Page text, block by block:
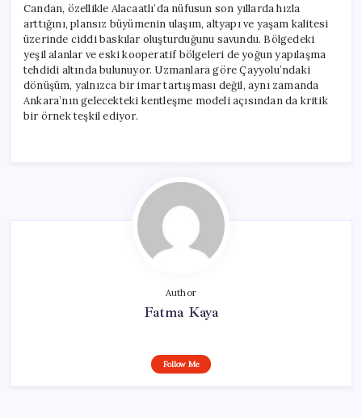
Candan, özellikle Alacaatlı’da nüfusun son yıllarda hızla
arttığını, plansız büyümenin ulaşım, altyapı ve yaşam kalitesi
üzerinde ciddi baskılar oluşturduğunu savundu. Bölgedeki
yeşil alanlar ve eski kooperatif bölgeleri de yoğun yapılaşma
tehdidi altında bulunuyor. Uzmanlara göre Çayyolu’ndaki
dönüşüm, yalnızca bir imar tartışması değil, aynı zamanda
Ankara’nın gelecekteki kentleşme modeli açısından da kritik
bir örnek teşkil ediyor.
Author
Fatma Kaya
Follow Me